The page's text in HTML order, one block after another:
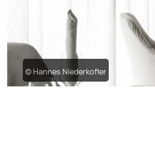
© Hannes Niederkofler